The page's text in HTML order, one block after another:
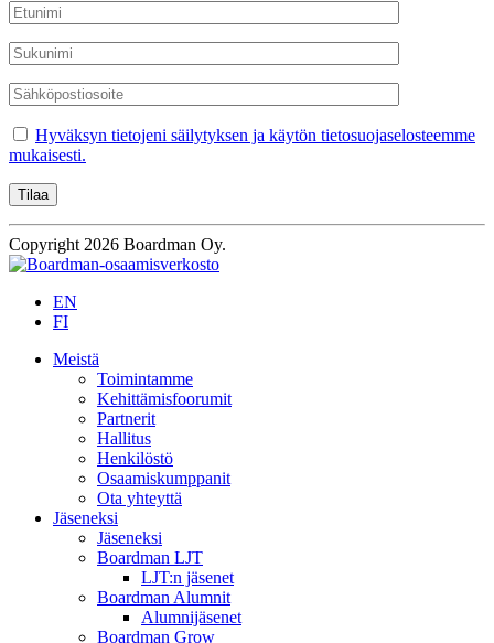
Hyväksyn tietojeni säilytyksen ja käytön tietosuojaselosteemme
mukaisesti.
Copyright 2026 Boardman Oy.
EN
FI
Meistä
Toimintamme
Kehittämisfoorumit
Partnerit
Hallitus
Henkilöstö
Osaamiskumppanit
Ota yhteyttä
Jäseneksi
Jäseneksi
Boardman LJT
LJT:n jäsenet
Boardman Alumnit
Alumnijäsenet
Boardman Grow